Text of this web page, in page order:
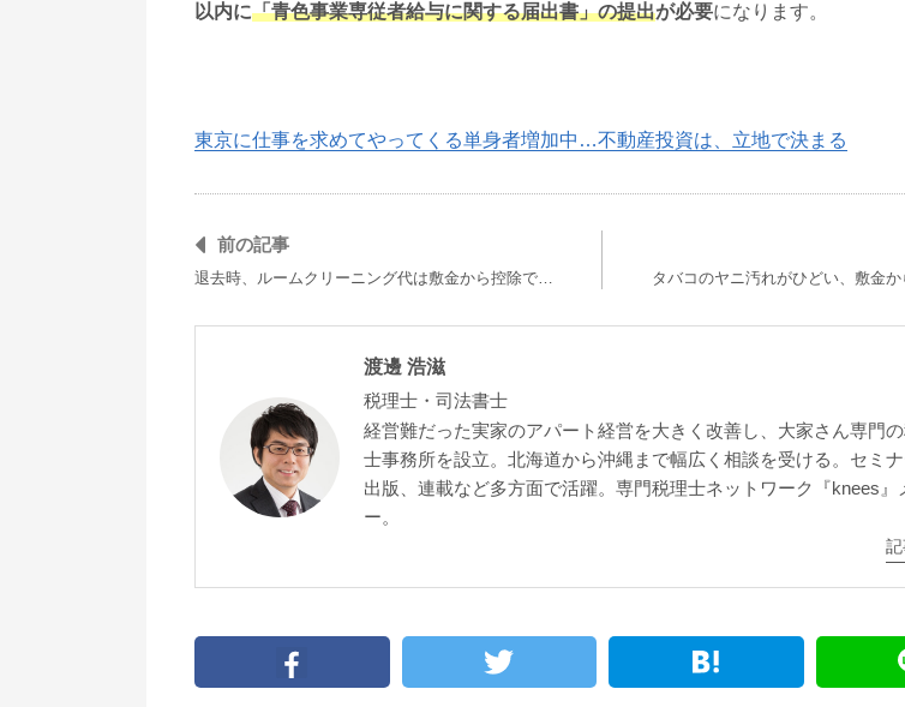
以内に「青色事業専従者給与に関する届出書」の提出が必要になります。
東京に仕事を求めてやってくる単身者増加中…不動産投資は、立地で決まる
前の記事
退去時、ルームクリーニング代は敷金から控除で… タバコのヤニ汚れがひどい、敷金か
渡邊 浩滋
税理士・司法書士
経営難だった実家のアパート経営を大きく改善し、大家さん専門
士事務所を設立。北海道から沖縄まで幅広く相談を受ける。セミナ
出版、連載など多方面で活躍。専門税理士ネットワーク『knees』
ー。